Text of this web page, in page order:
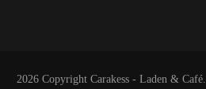
2026 Copyright Carakess - Laden & Café.